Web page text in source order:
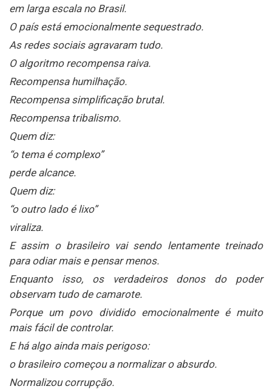
em larga escala no Brasil.
O país está emocionalmente sequestrado.
As redes sociais agravaram tudo.
O algoritmo recompensa raiva.
Recompensa humilhação.
Recompensa simplificação brutal.
Recompensa tribalismo.
Quem diz:
“o tema é complexo”
perde alcance.
Quem diz:
“o outro lado é lixo”
viraliza.
E assim o brasileiro vai sendo lentamente treinado
para odiar mais e pensar menos.
Enquanto isso, os verdadeiros donos do poder
observam tudo de camarote.
Porque um povo dividido emocionalmente é muito
mais fácil de controlar.
E há algo ainda mais perigoso:
o brasileiro começou a normalizar o absurdo.
Normalizou corrupção.